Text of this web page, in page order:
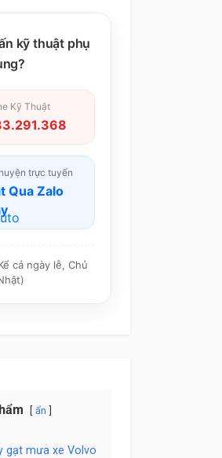
kỹ thuật phụ
Kỹ Thuật
trực tuyến
Qua Zalo
cả ngày lễ, Chủ
ẩn
gạt mưa xe Volvo